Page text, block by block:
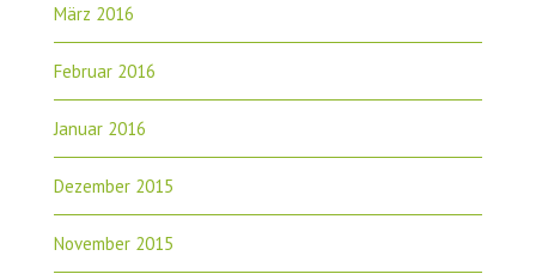
März 2016
Februar 2016
Januar 2016
Dezember 2015
November 2015